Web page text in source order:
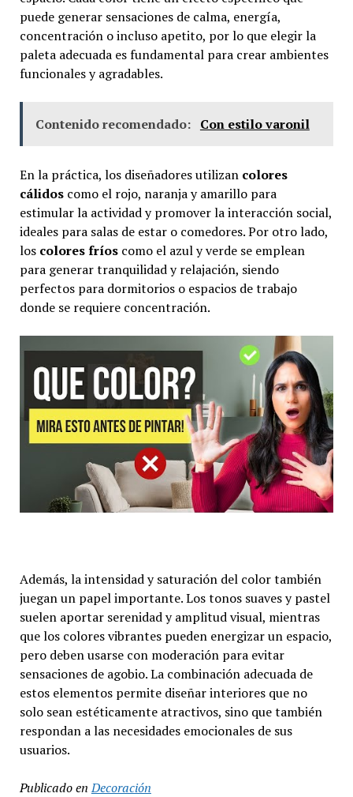
puede generar sensaciones de calma, energía,
concentración o incluso apetito, por lo que elegir la
paleta adecuada es fundamental para crear ambientes
funcionales y agradables.
Contenido recomendado: Con estilo varonil
En la práctica, los diseñadores utilizan colores
cálidoscomo el rojo, naranja y amarillo para
estimular la actividad y promover la interacción social,
ideales para salas de estar o comedores. Por otro lado,
los colores fríoscomo el azul y verde se emplean
para generar tranquilidad y relajación, siendo
perfectos para dormitorios o espacios de trabajo
donde se requiere concentración.
Además, la intensidad y saturación del color también
juegan un papel importante. Los tonos suaves y pastel
suelen aportar serenidad y amplitud visual, mientras
que los colores vibrantes pueden energizar un espacio,
pero deben usarse con moderación para evitar
sensaciones de agobio. La combinación adecuada de
estos elementos permite diseñar interiores que no
solo sean estéticamente atractivos, sino que también
respondan a las necesidades emocionales de sus
usuarios.
Publicado en Decoración